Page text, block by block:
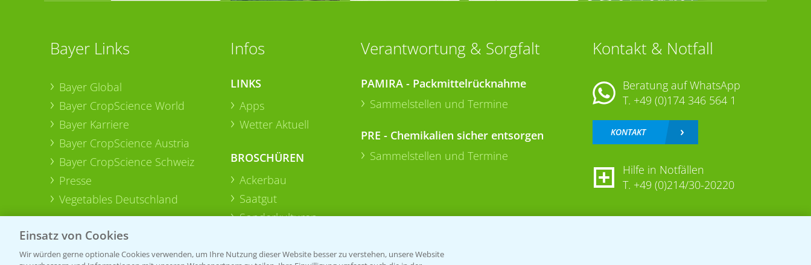
Bayer Links
Bayer Global
Bayer CropScience World
Bayer Karriere
Bayer CropScience Austria
Bayer CropScience Schweiz
Presse
Vegetables Deutschland
Infos
LINKS
Apps
Wetter Aktuell
BROSCHÜREN
Ackerbau
Saatgut
Sonderkulturen
Verantwortung & Sorgfalt
PAMIRA - Packmittelrücknahme
Sammelstellen und Termine
PRE - Chemikalien sicher entsorgen
Sammelstellen und Termine
Kontakt & Notfall
Beratung auf WhatsApp
T. +49 (0)174 346 564 1
KONTAKT
Hilfe in Notfällen
T. +49 (0)214/30-20220
Einsatz von Cookies
Wir würden gerne optionale Cookies verwenden, um Ihre Nutzung dieser Website besser zu verstehen, unsere Website